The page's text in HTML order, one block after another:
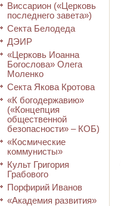
Виссарион («Церковь
последнего завета»)
Секта Белодеда
ДЭИР
«Церковь Иоанна
Богослова» Олега
Моленко
Секта Якова Кротова
«К богодержавию»
(«Концепция
общественной
безопасности» – КОБ)
«Космические
коммунисты»
Культ Григория
Грабового
Порфирий Иванов
«Академия развития»